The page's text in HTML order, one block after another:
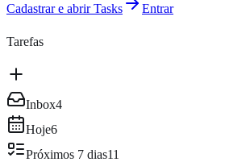
Cadastrar e abrir Tasks Entrar
Tarefas
Inbox4
Hoje6
Próximos 7 dias11